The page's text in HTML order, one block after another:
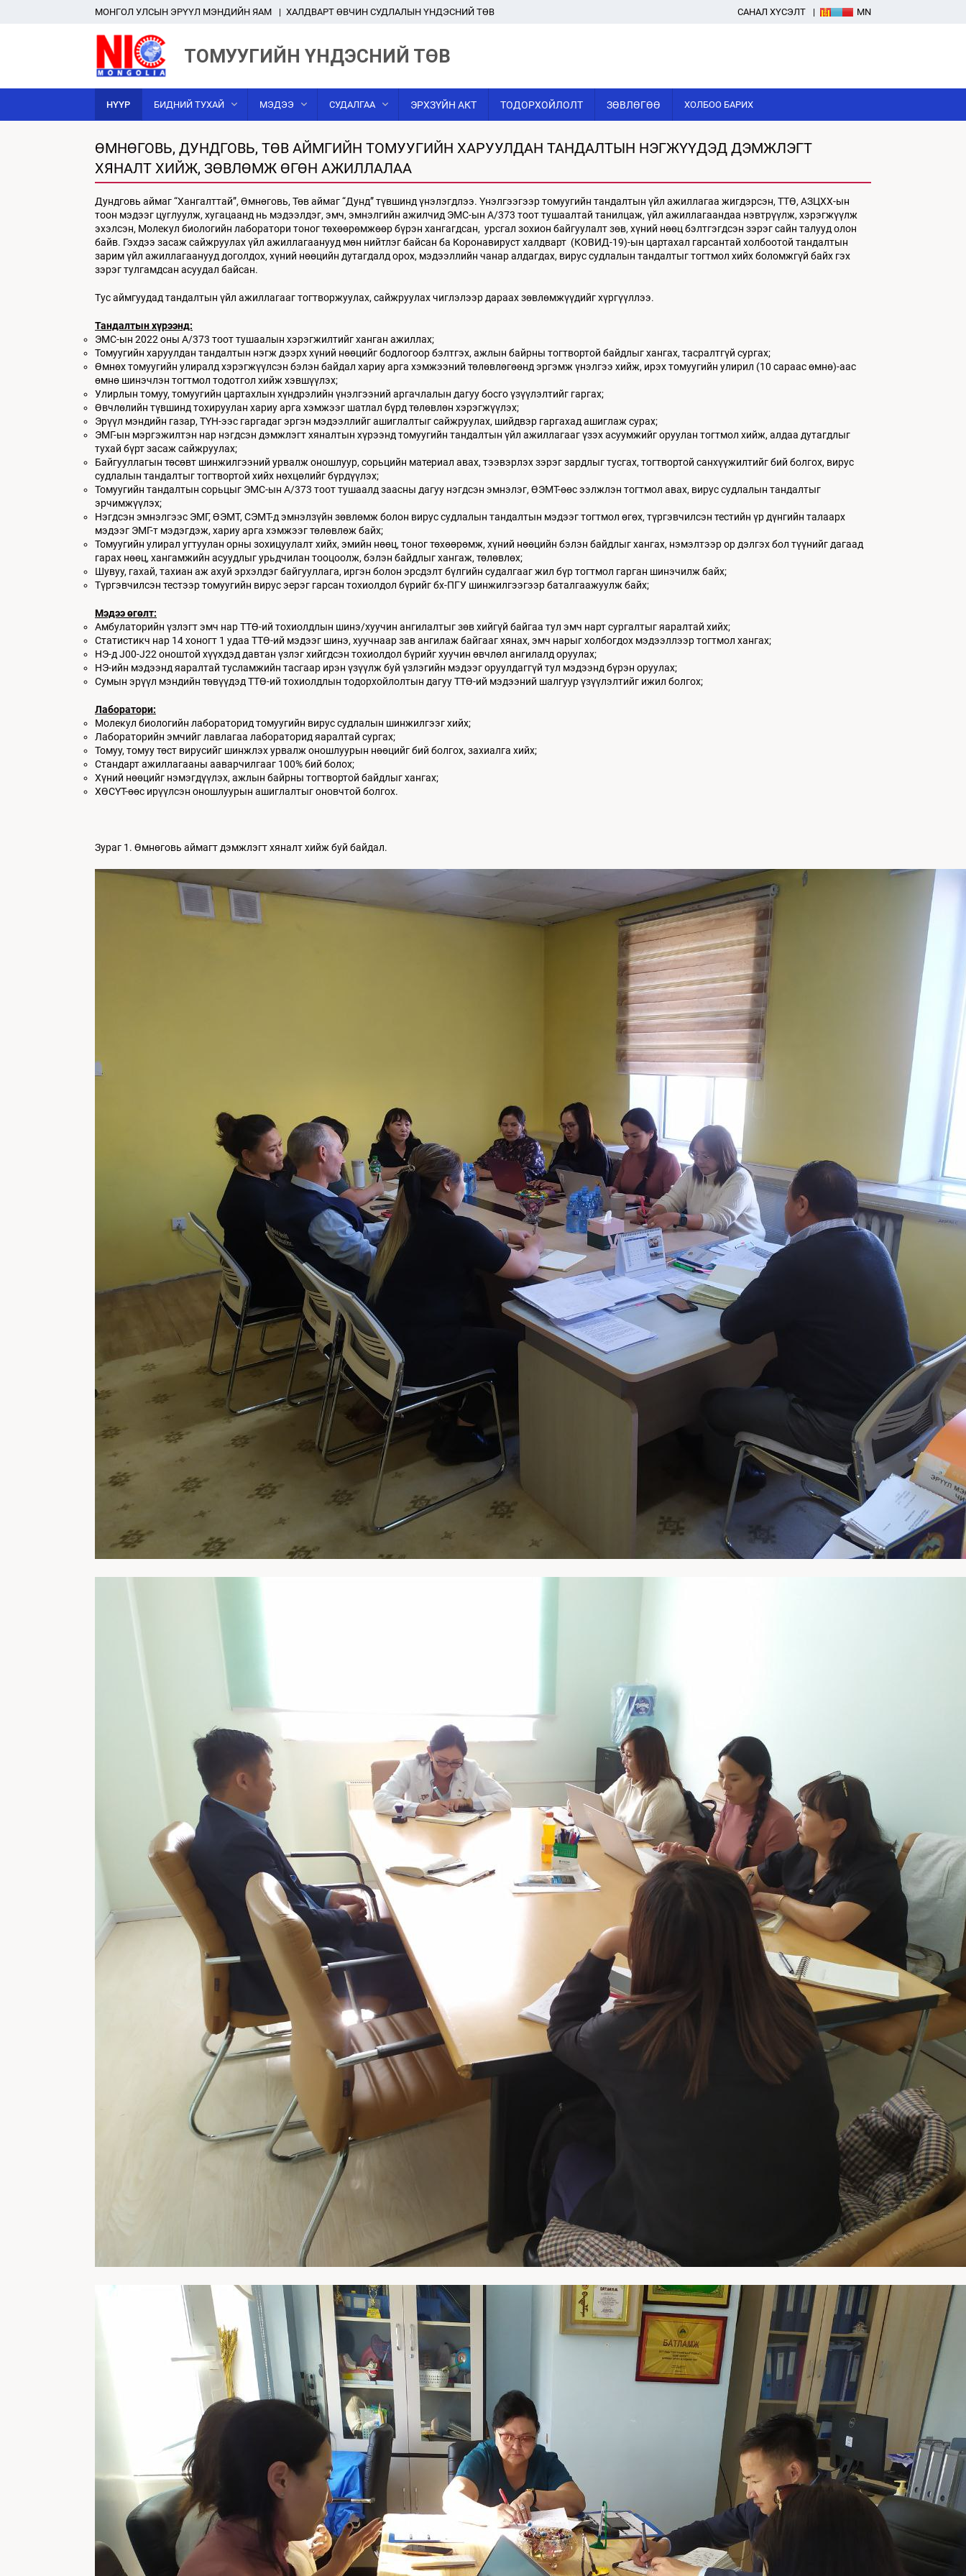
MОНГОЛ УЛСЫН ЭРҮҮЛ МЭНДИЙН ЯАМ ХАЛДВАРТ ӨВЧИН СУДЛАЛЫН ҮНДЭСНИЙ ТӨВ САНАЛ ХҮСЭЛТ MN
ТОМУУГИЙН ҮНДЭСНИЙ ТӨВ
НҮҮР БИДНИЙ ТУХАЙ МЭДЭЭ СУДАЛГАА ЭРХЗҮЙН АКТ ТОДОРХОЙЛОЛТ ЗӨВЛӨГӨӨ ХОЛБОО БАРИХ
ӨМНӨГОВЬ, ДУНДГОВЬ, ТӨВ АЙМГИЙН ТОМУУГИЙН ХАРУУЛДАН ТАНДАЛТЫН НЭГЖҮҮДЭД ДЭМЖЛЭГТ
ХЯНАЛТ ХИЙЖ, ЗӨВЛӨМЖ ӨГӨН АЖИЛЛАЛАА
Дундговь аймаг “Хангалттай”, Өмнөговь, Төв аймаг “Дунд” түвшинд үнэлэгдлээ. Үнэлгээгээр томуугийн тандалтын үйл ажиллагаа жигдэрсэн, ТТӨ, АЗЦХХ-ын
тоон мэдээг цуглуулж, хугацаанд нь мэдээлдэг, эмч, эмнэлгийн ажилчид ЭМС-ын А/373 тоот тушаалтай танилцаж, үйл ажиллагаандаа нэвтрүүлж, хэрэгжүүлж
эхэлсэн, Молекул биологийн лаборатори тоног төхөөрөмжөөр бүрэн хангагдсан, урсгал зохион байгуулалт зөв, хүний нөөц бэлтгэгдсэн зэрэг сайн талууд олон
байв. Гэхдээ засаж сайжруулах үйл ажиллагаанууд мөн нийтлэг байсан ба Коронавируст халдварт (КОВИД-19)-ын цартахал гарсантай холбоотой тандалтын
зарим үйл ажиллагаанууд доголдох, хүний нөөцийн дутагдалд орох, мэдээллийн чанар алдагдах, вирус судлалын тандалтыг тогтмол хийх боломжгүй байх гэх
зэрэг тулгамдсан асуудал байсан.
Тус аймгуудад тандалтын үйл ажиллагааг тогтворжуулах, сайжруулах чиглэлээр дараах зөвлөмжүүдийг хүргүүллээ.
Тандалтын хүрээнд:
ЭМС-ын 2022 оны А/373 тоот тушаалын хэрэгжилтийг ханган ажиллах;
Томуугийн харуулдан тандалтын нэгж дээрх хүний нөөцийг бодлогоор бэлтгэх, ажлын байрны тогтвортой байдлыг хангах, тасралтгүй сургах;
Өмнөх томуугийн улиралд хэрэгжүүлсэн бэлэн байдал хариу арга хэмжээний төлөвлөгөөнд эргэмж үнэлгээ хийж, ирэх томуугийн улирил (10 сараас өмнө)-аас
өмнө шинэчлэн тогтмол тодотгол хийж хэвшүүлэх;
Улирлын томуу, томуугийн цартахлын хүндрэлийн үнэлгээний аргачлалын дагуу босго үзүүлэлтийг гаргах;
Өвчлөлийн түвшинд тохируулан хариу арга хэмжээг шатлал бүрд төлөвлөн хэрэгжүүлэх;
Эрүүл мэндийн газар, ТҮН-ээс гаргадаг эргэн мэдээллийг ашиглалтыг сайжруулах, шийдвэр гаргахад ашиглаж сурах;
ЭМГ-ын мэргэжилтэн нар нэгдсэн дэмжлэгт хяналтын хүрээнд томуугийн тандалтын үйл ажиллагааг үзэх асуумжийг оруулан тогтмол хийж, алдаа дутагдлыг
тухай бүрт засаж сайжруулах;
Байгууллагын төсөвт шинжилгээний урвалж оношлуур, сорьцийн материал авах, тээвэрлэх зэрэг зардлыг тусгах, тогтвортой санхүүжилтийг бий болгох, вирус
судлалын тандалтыг тогтвортой хийх нөхцөлийг бүрдүүлэх;
Томуугийн тандалтын сорьцыг ЭМС-ын А/373 тоот тушаалд заасны дагуу нэгдсэн эмнэлэг, ӨЭМТ-өөс ээлжлэн тогтмол авах, вирус судлалын тандалтыг
эрчимжүүлэх;
Нэгдсэн эмнэлгээс ЭМГ, ӨЭМТ, СЭМТ-д эмнэлзүйн зөвлөмж болон вирус судлалын тандалтын мэдээг тогтмол өгөх, түргэвчилсэн тестийн үр дүнгийн талаарх
мэдээг ЭМГ-т мэдэгдэж, хариу арга хэмжээг төлөвлөж байх;
Томуугийн улирал угтуулан орны зохицуулалт хийх, эмийн нөөц, тоног төхөөрөмж, хүний нөөцийн бэлэн байдлыг хангах, нэмэлтээр ор дэлгэх бол түүнийг дагаад
гарах нөөц, хангамжийн асуудлыг урьдчилан тооцоолж, бэлэн байдлыг хангаж, төлөвлөх;
Шувуу, гахай, тахиан аж ахуй эрхэлдэг байгууллага, иргэн болон эрсдэлт бүлгийн судалгааг жил бүр тогтмол гарган шинэчилж байх;
Түргэвчилсэн тестээр томуугийн вирус эерэг гарсан тохиолдол бүрийг бх-ПГУ шинжилгээгээр баталгаажуулж байх;
Мэдээ өгөлт:
Амбулаторийн үзлэгт эмч нар ТТӨ-ий тохиолдлын шинэ/хуучин ангилалтыг зөв хийгүй байгаа тул эмч нарт сургалтыг яаралтай хийх;
Статистикч нар 14 хоногт 1 удаа ТТӨ-ий мэдээг шинэ, хуучнаар зав ангилаж байгааг хянах, эмч нарыг холбогдох мэдээллээр тогтмол хангах;
НЭ-д J00-J22 оноштой хүүхдэд давтан үзлэг хийгдсэн тохиолдол бүрийг хуучин өвчлөл ангилалд оруулах;
НЭ-ийн мэдээнд яаралтай тусламжийн тасгаар ирэн үзүүлж буй үзлэгийн мэдээг оруулдаггүй тул мэдээнд бүрэн оруулах;
Сумын эрүүл мэндийн төвүүдэд ТТӨ-ий тохиолдлын тодорхойлолтын дагуу ТТӨ-ий мэдээний шалгуур үзүүлэлтийг ижил болгох;
Лаборатори:
Молекул биологийн лабораторид томуугийн вирус судлалын шинжилгээг хийх;
Лабораторийн эмчийг лавлагаа лабораторид яаралтай сургах;
Томуу, томуу төст вирусийг шинжлэх урвалж оношлуурын нөөцийг бий болгох, захиалга хийх;
Стандарт ажиллагааны ааварчилгааг 100% бий болох;
Хүний нөөцийг нэмэгдүүлэх, ажлын байрны тогтвортой байдлыг хангах;
ХӨСҮТ-өөс ирүүлсэн оношлуурын ашиглалтыг оновчтой болгох.
Зураг 1. Өмнөговь аймагт дэмжлэгт хяналт хийж буй байдал.